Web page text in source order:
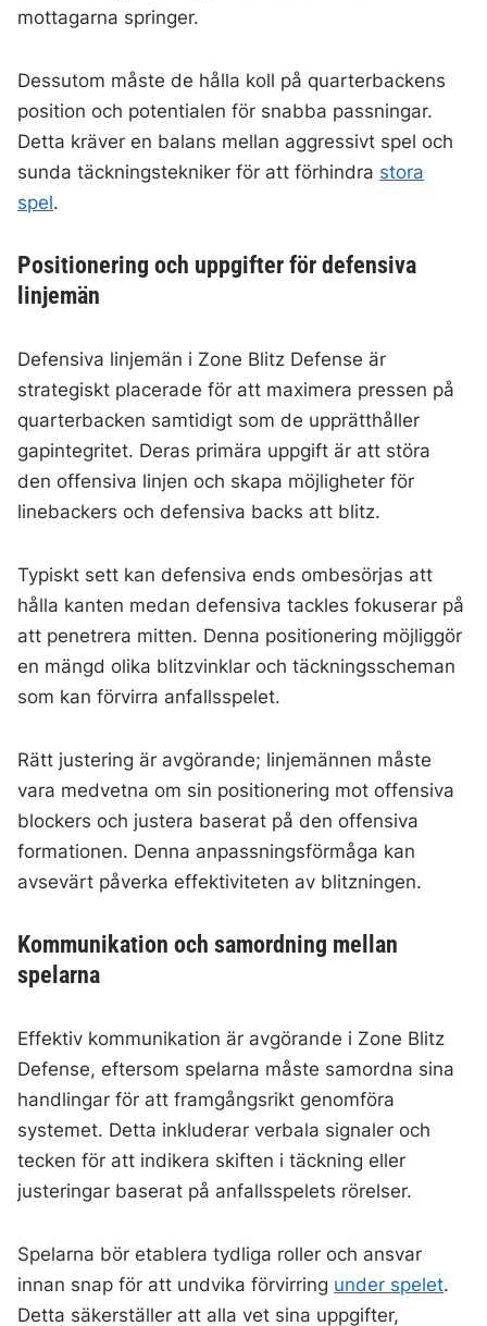
mottagarna springer.
Dessutom måste de hålla koll på quarterbackens
position och potentialen för snabba passningar.
Detta kräver en balans mellan aggressivt spel och
sunda täckningstekniker för att förhindra stora
spel.
Positionering och uppgifter för defensiva
linjemän
Defensiva linjemän i Zone Blitz Defense är
strategiskt placerade för att maximera pressen på
quarterbacken samtidigt som de upprätthåller
gapintegritet. Deras primära uppgift är att störa
den offensiva linjen och skapa möjligheter för
linebackers och defensiva backs att blitz.
Typiskt sett kan defensiva ends ombesörjas att
hålla kanten medan defensiva tackles fokuserar på
att penetrera mitten. Denna positionering möjliggör
en mängd olika blitzvinklar och täckningsscheman
som kan förvirra anfallsspelet.
Rätt justering är avgörande; linjemännen måste
vara medvetna om sin positionering mot offensiva
blockers och justera baserat på den offensiva
formationen. Denna anpassningsförmåga kan
avsevärt påverka effektiviteten av blitzningen.
Kommunikation och samordning mellan
spelarna
Effektiv kommunikation är avgörande i Zone Blitz
Defense, eftersom spelarna måste samordna sina
handlingar för att framgångsrikt genomföra
systemet. Detta inkluderar verbala signaler och
tecken för att indikera skiften i täckning eller
justeringar baserat på anfallsspelets rörelser.
Spelarna bör etablera tydliga roller och ansvar
innan snap för att undvika förvirring under spelet.
Detta säkerställer att alla vet sina uppgifter,